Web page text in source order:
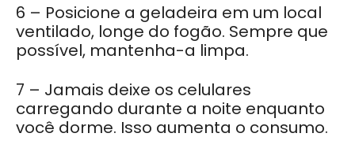
6 – Posicione a geladeira em um local
ventilado, longe do fogão. Sempre que
possível, mantenha-a limpa.
7 – Jamais deixe os celulares
carregando durante a noite enquanto
você dorme. Isso aumenta o consumo.